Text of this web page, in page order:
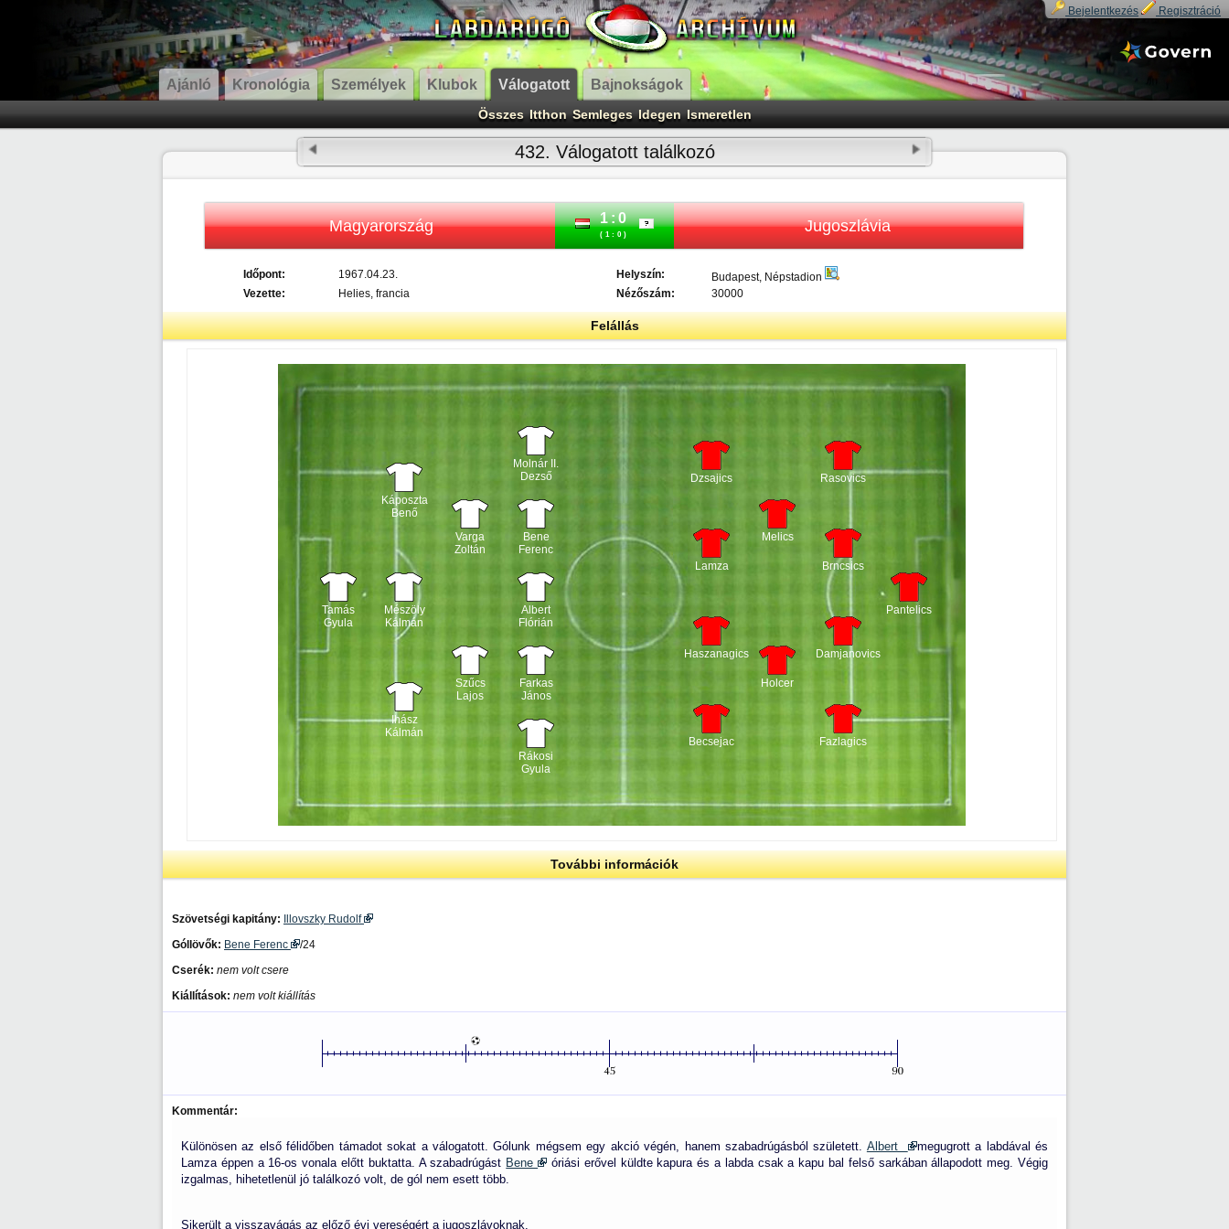
Bejelentkezés Regisztráció
Ajánló Kronológia Személyek Klubok Válogatott Bajnokságok
Összes Itthon Semleges Idegen Ismeretlen
432. Válogatott találkozó
Magyarország 1:0
(1:0) Jugoszlávia
Időpont: 1967.04.23. Helyszín:
Budapest, Népstadion
Vezette:
Helies, francia Nézőszám: 30000
Felállás
Tamás
Gyula
Káposzta
Benő
Mészöly
Kálmán
Ihász
Kálmán
Varga
Zoltán
Szűcs
Lajos
Molnár II.
Dezső
Bene
Ferenc
Albert
Flórián
Farkas
János
Rákosi
Gyula
Pantelics
Fazlagics
Damjanovics
Brncsics
Rasovics
Holcer
Melics
Becsejac
Haszanagics
Lamza
Dzsajics
További információk
Szövetségi kapitány:
Illovszky Rudolf
Góllövők: Bene Ferenc
/24
Cserék: nem volt csere
Kiállítások: nem volt kiállítás
Kommentár:
Különösen az első félidőben támadot sokat a válogatott. Gólunk mégsem egy akció végén, hanem szabadrúgásból született. Albert
megugrott a labdával és
Lamza éppen a 16-os vonala előtt buktatta. A szabadrúgást Bene
óriási erővel küldte kapura és a labda csak a kapu bal felső sarkában állapodott meg. Végig
izgalmas, hihetetlenül jó találkozó volt, de gól nem esett több.
Sikerült a visszavágás az előző évi vereségért a jugoszlávoknak.